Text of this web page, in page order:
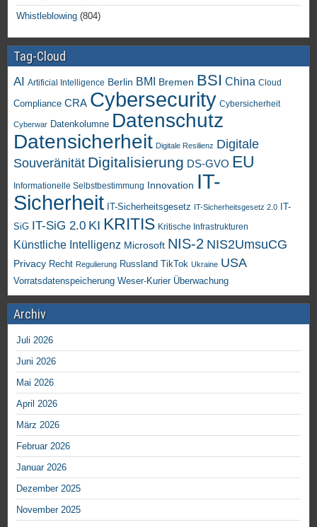
Whistleblowing (804)
Tag-Cloud
AI Artificial Intelligence Berlin BMI Bremen BSI China Cloud
Compliance CRA Cybersecurity Cybersicherheit
Cyberwar Datenkolumne Datenschutz
Datensicherheit Digitale Resilienz Digitale
Souveränität Digitalisierung DS-GVO EU
Informationelle Selbstbestimmung Innovation IT-
Sicherheit IT-Sicherheitsgesetz IT-Sicherheitsgesetz 2.0
IT-
SiG IT-SiG 2.0 KI KRITIS Kritische Infrastrukturen
Künstliche Intelligenz Microsoft NIS-2 NIS2UmsuCG
Privacy Recht Regulierung Russland TikTok Ukraine USA
Vorratsdatenspeicherung Weser-Kurier Überwachung
Archiv
Juli 2026
Juni 2026
Mai 2026
April 2026
März 2026
Februar 2026
Januar 2026
Dezember 2025
November 2025